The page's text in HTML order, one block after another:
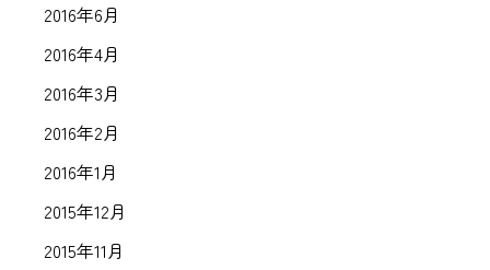
2016年6月
2016年4月
2016年3月
2016年2月
2016年1月
2015年12月
2015年11月